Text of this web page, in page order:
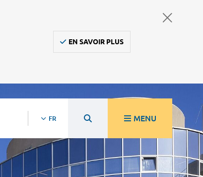
EN SAVOIR PLUS
FR MENU